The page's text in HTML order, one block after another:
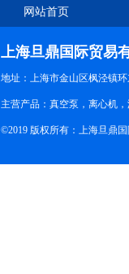
网站首页
上海旦鼎国际贸易
地址：上海市金山区枫泾镇
主营产品：真空泵，离心机
©2019 版权所有：上海旦鼎